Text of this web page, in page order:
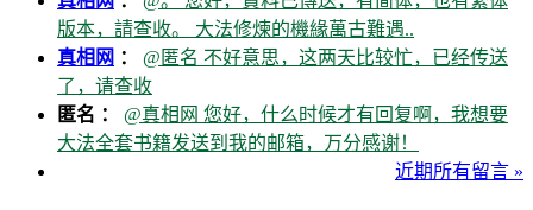
版本，請查收。 大法修煉的機緣萬古難遇..
真相网 ： @匿名 不好意思，这两天比较忙，已经传送
了，请查收
匿名 ： @真相网 您好，什么时候才有回复啊，我想要
大法全套书籍发送到我的邮箱，万分感谢！
近期所有留言 »